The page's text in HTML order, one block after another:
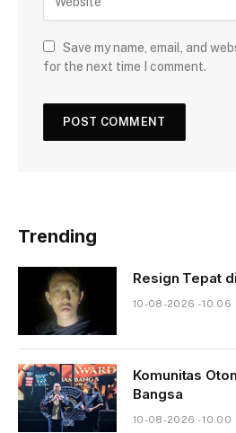
Save my name, email, and
for the next time I comment.
Trending
Resign Tepat
10-08-2026 - 10.06
Komunitas
Bangsa
10-08-2026 - 10.00